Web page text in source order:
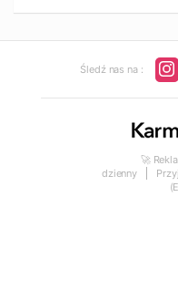
Śledź nas na :
🚀
dzienny